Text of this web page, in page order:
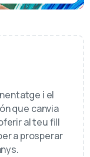
i el
que canvia
al teu fill
a prosperar